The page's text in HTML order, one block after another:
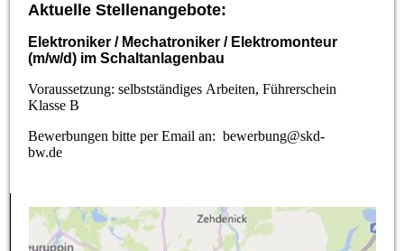
Aktuelle Stellenangebote:
Elektroniker / Mechatroniker / Elektromonteur
(m/w/d) im Schaltanlagenbau
Voraussetzung: selbstständiges Arbeiten, Führerschein
Klasse B
Bewerbungen bitte per Email an: bewerbung@skd-
bw.de